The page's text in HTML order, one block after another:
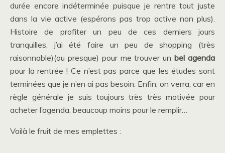
durée encore indéterminée puisque je rentre tout juste
dans la vie active (espérons pas trop active non plus).
Histoire de profiter un peu de ces derniers jours
tranquilles, j’ai été faire un peu de shopping (très
raisonnable)(ou presque) pour me trouver unbel agenda
pour la rentrée ! Ce n’est pas parce que les études sont
terminées que je n’en ai pas besoin. Enfin, on verra, car en
règle générale je suis toujours très très motivée pour
acheter l’agenda, beaucoup moins pour le remplir…
Voilà le fruit de mes emplettes :